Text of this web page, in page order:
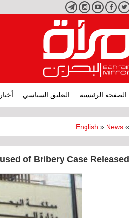
تويتر فيسبوكيوتيوبانستجرامتليجرام
الصفحة الرئيسية التعليق السياسي أخبار
»
English » News
of Bribery Case Released